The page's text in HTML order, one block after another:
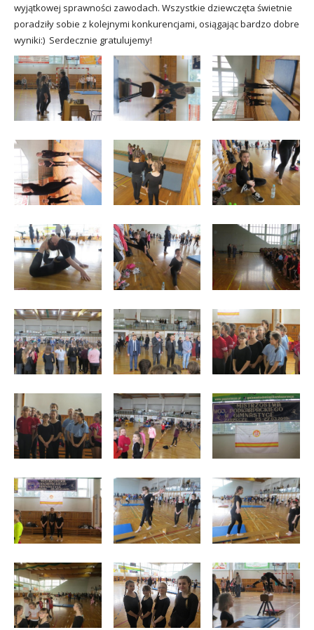
wyjątkowej sprawności zawodach. Wszystkie dziewczęta świetnie
poradziły sobie z kolejnymi konkurencjami, osiągając bardzo dobre
wyniki:) Serdecznie gratulujemy!